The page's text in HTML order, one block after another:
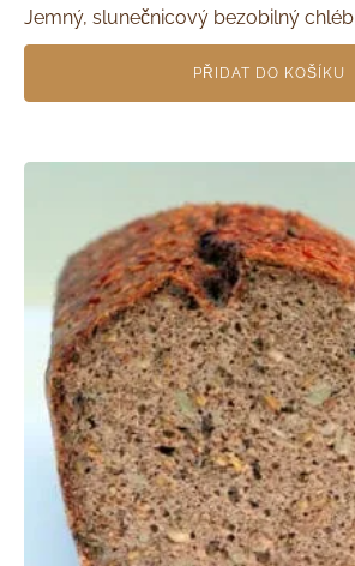
Jemný, slunečnicový bezobilný chléb
PŘIDAT DO KOŠÍKU